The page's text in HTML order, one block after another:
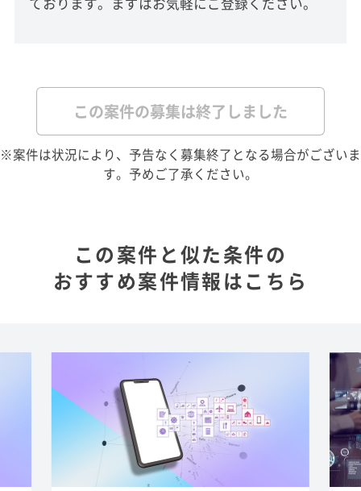
この案件の募集は終了しました
※案件は状況により、予告なく募集終了となる場合がございま
す。予めご了承ください。
この案件と似た条件の
おすすめ案件情報はこちら